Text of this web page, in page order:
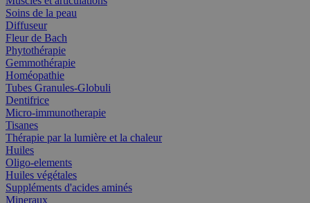
Soins de la peau
Diffuseur
Fleur de Bach
Phytothérapie
Gemmothérapie
Homéopathie
Tubes Granules-Globuli
Dentifrice
Micro-immunotherapie
Tisanes
Thérapie par la lumière et la chaleur
Huiles
Oligo-elements
Huiles végétales
Suppléments d'acides aminés
Mineraux